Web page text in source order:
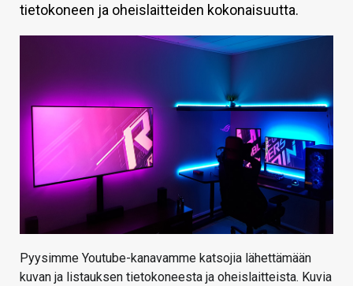
HINTA.FI
VAIHDA TEEMA
HAKU
tietokoneen ja oheislaitteiden kokonaisuutta.
Pyysimme Youtube-kanavamme katsojia lähettämään
kuvan ja listauksen tietokoneesta ja oheislaitteista. Kuvia